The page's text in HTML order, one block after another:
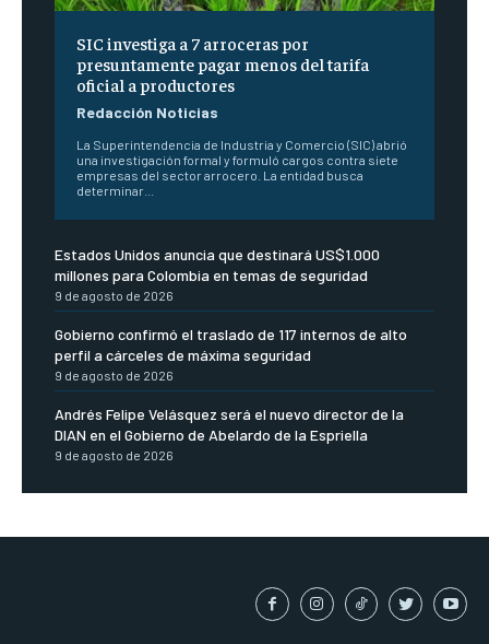
SIC investiga a 7 arroceras por
presuntamente pagar menos del tarifa
oficial a productores
Redacción Noticias
La Superintendencia de Industria y Comercio (SIC) abrió
una investigación formal y formuló cargos contra siete
empresas del sector arrocero. La entidad busca
determinar...
Estados Unidos anuncia que destinará US$1.000
millones para Colombia en temas de seguridad
9 de agosto de 2026
Gobierno confirmó el traslado de 117 internos de alto
perfil a cárceles de máxima seguridad
9 de agosto de 2026
Andrés Felipe Velásquez será el nuevo director de la
DIAN en el Gobierno de Abelardo de la Espriella
9 de agosto de 2026